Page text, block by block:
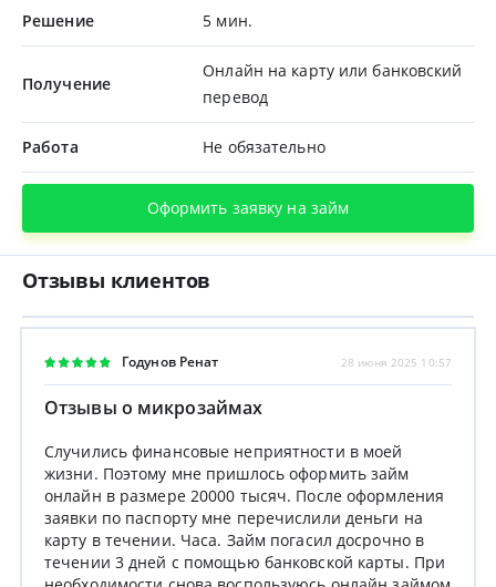
Решение 5 мин.
Получение
Онлайн на карту или банковский
перевод
Работа Не обязательно
Оформить заявку на займ
Отзывы клиентов
Годунов Ренат 28 июня 2025 10:57
Отзывы о микрозаймах
Случились финансовые неприятности в моей
жизни. Поэтому мне пришлось оформить займ
онлайн в размере 20000 тысяч. После оформления
заявки по паспорту мне перечислили деньги на
карту в течении. Часа. Займ погасил досрочно в
течении 3 дней с помощью банковской карты. При